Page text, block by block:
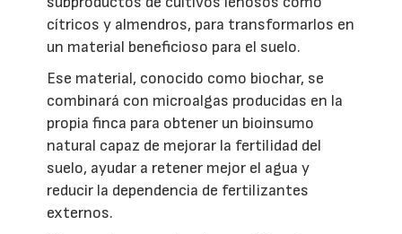
cítricos y almendros, para transformarlos en
un material beneficioso para el suelo.
Ese material, conocido como biochar, se
combinará con microalgas producidas en la
propia finca para obtener un bioinsumo
natural capaz de mejorar la fertilidad del
suelo, ayudar a retener mejor el agua y
reducir la dependencia de fertilizantes
externos.